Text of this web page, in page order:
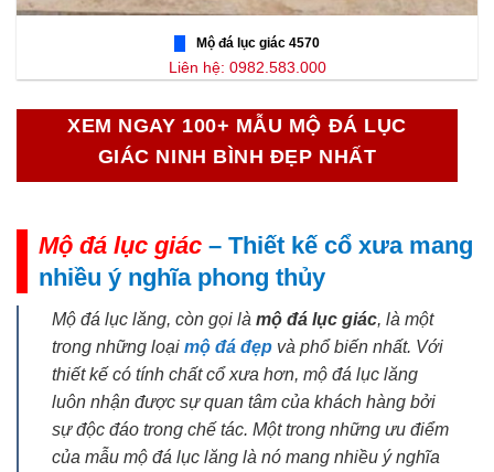
Mộ đá lục giác 4570
Liên hệ: 0982.583.000
XEM NGAY 100+ MẪU MỘ ĐÁ LỤC
GIÁC NINH BÌNH ĐẸP NHẤT
Mộ đá lục giác – Thiết kế cổ xưa mang
nhiều ý nghĩa phong thủy
Mộ đá lục lăng, còn gọi là mộ đá lục giác, là một
trong những loại mộ đá đẹp và phổ biến nhất. Với
thiết kế có tính chất cổ xưa hơn, mộ đá lục lăng
luôn nhận được sự quan tâm của khách hàng bởi
sự độc đáo trong chế tác. Một trong những ưu điểm
của mẫu mộ đá lục lăng là nó mang nhiều ý nghĩa